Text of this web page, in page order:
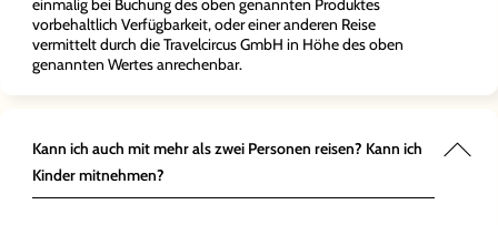
einmalig bei Buchung des oben genannten Produktes
vorbehaltlich Verfügbarkeit, oder einer anderen Reise
vermittelt durch die Travelcircus GmbH in Höhe des oben
genannten Wertes anrechenbar.
Kann ich auch mit mehr als zwei Personen reisen? Kann ich
Kinder mitnehmen?